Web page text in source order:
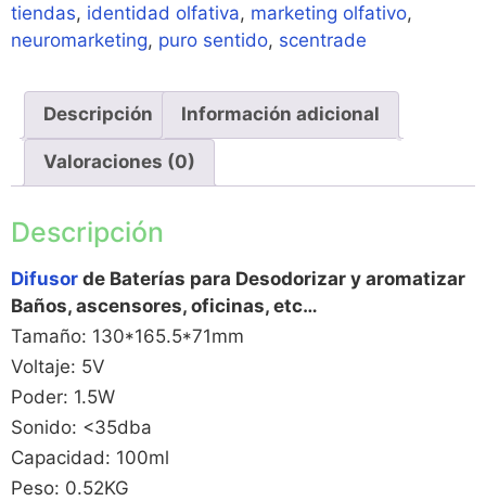
tiendas, identidad olfativa, marketing olfativo,
neuromarketing, puro sentido, scentrade
Descripción Información adicional
Valoraciones (0)
Descripción
Difusor de Baterías para Desodorizar y aromatizar
Baños, ascensores, oficinas, etc…
Tamaño: 130*165.5*71mm
Voltaje: 5V
Poder: 1.5W
Sonido: <35dba
Capacidad: 100ml
Peso: 0.52KG